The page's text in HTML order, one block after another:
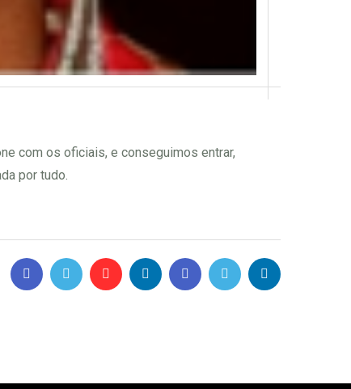
com os oficiais, e conseguimos entrar,
por tudo.